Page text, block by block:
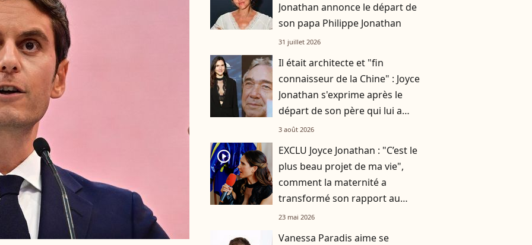
Jonathan annonce le départ de
son papa Philippe Jonathan
31 juillet 2026
Il était architecte et "fin
connaisseur de la Chine" : Joyce
Jonathan s'exprime après le
départ de son père qui lui a
beaucoup transmis
3 août 2026
player2
EXCLU Joyce Jonathan : "C’est le
plus beau projet de ma vie",
comment la maternité a
transformé son rapport au
corps
23 mai 2026
Vanessa Paradis aime se